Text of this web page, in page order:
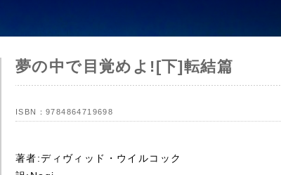
夢の中で目覚めよ![下]転結篇
ISBN： 9784864719698
著者:ディヴィッド・ウイルコック